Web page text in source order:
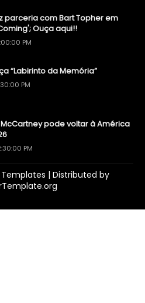
parceria com Bart Topher em
Ouça aqui!!
PM
“Labirinto da Memória”
PM
pode voltar à América
PM
| Distributed by